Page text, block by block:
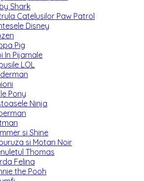
Shark
Catelusilor Paw Patrol
Disney
Pig
In Pijamale
LOL
Pony
Ninja
si Shine
si Motan Noir
Thomas
Felina
the Pooh